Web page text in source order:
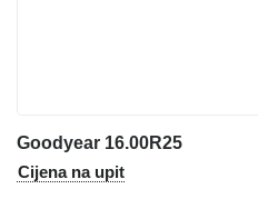
Goodyear 16.00R25
Cijena na upit